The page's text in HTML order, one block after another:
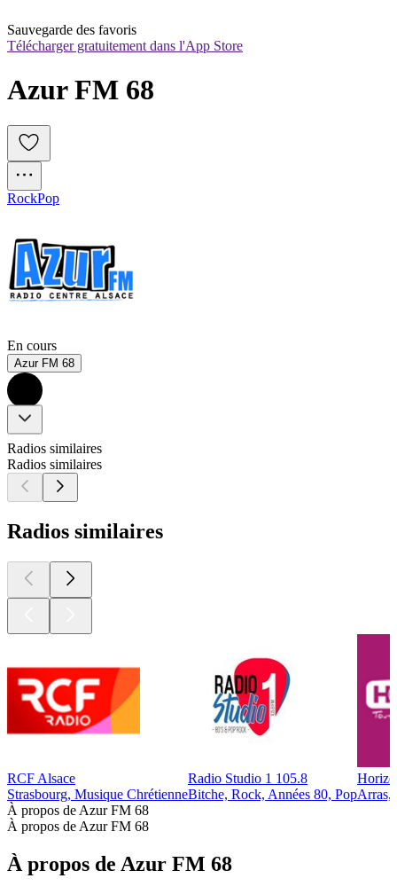
Sauvegarde des favoris
Télécharger gratuitement dans l'App Store
Azur FM 68
RockPop
En cours
Azur FM 68
Radios similaires
Radios similaires
Radios similaires
RCF Alsace
Strasbourg, Musique Chrétienne
Radio Studio 1 105.8
Bitche, Rock, Années 80, PopArras,
À propos de Azur FM 68
À propos de Azur FM 68
À propos de Azur FM 68